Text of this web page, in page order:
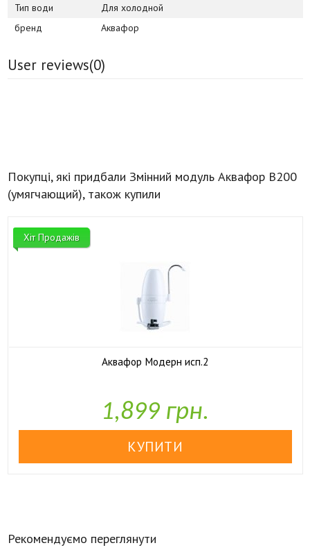
Тип води
Для холодной
бренд
Аквафор
User reviews(0)
Покупці, які придбали Змінний модуль Аквафор B200
(умягчающий), також купили
Хіт Продажів
Аквафор Модерн исп.2
1,899 грн.
Рекомендуємо переглянути